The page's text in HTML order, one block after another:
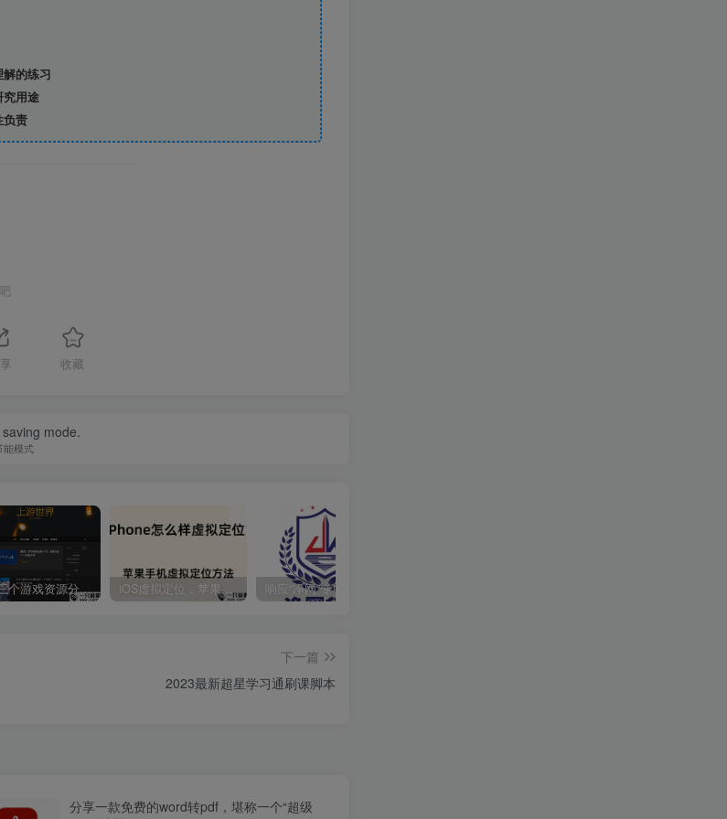
的练习
用途
负责
收藏
mode.
能模式
分享三个游戏资源分享的网站，包含Switch游戏、PS4游戏、Steam的单机游戏 iOS虚拟定位，苹果手机如何进行虚拟定位？附四种方法教程
下一篇
2023最新超星学习通刷课脚本
分享一款免费的word转pdf，堪称一个“超级